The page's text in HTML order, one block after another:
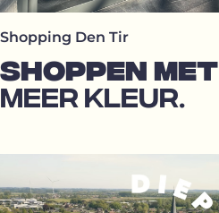
Shopping Den Tir
SHOPPEN MET
MEER KLEUR.